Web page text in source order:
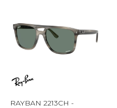
RAYBAN 2213CH -